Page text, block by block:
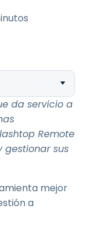
da servicio a
Remote
gestionar sus
mejor
a